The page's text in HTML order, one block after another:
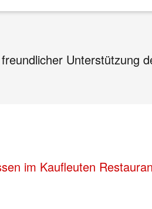
Unterstützung
im Kaufleuten